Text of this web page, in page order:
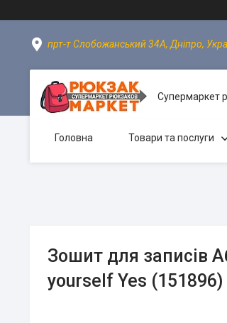
прт-т Слобожанський 34А, Дніпро,
Супермаркет
Головна Товари та послуги
Зошит для записів
yourself Yes (151896)